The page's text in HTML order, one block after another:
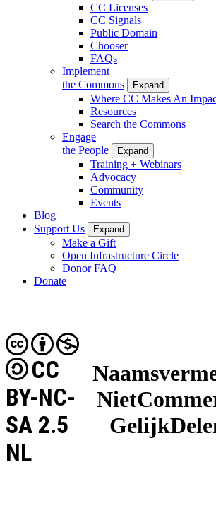
CC Licenses
CC Signals
Public Domain
Chooser
FAQs
Implement
the Commons
Expand
Where CC Makes An
Resources
Search the Commons
Engage
the People
Expand
Training + Webinars
Advocacy
Community
Events
Blog
Support Us
Expand
Make a Gift
Open Infrastructure Circle
Donor FAQ
Donate
CC
BY-NC-
SA 2.5
NL